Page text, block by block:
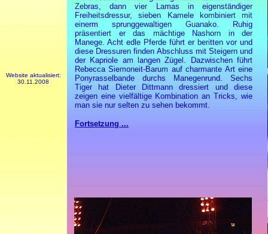
Website aktualisiert:
30.11.2008
Zebras, dann vier Lamas in eigenständiger
Freiheitsdressur, sieben Kamele kombiniert mit
einerm sprunggewaltigen Guanako. Ruhig
präsentiert er das mächtige Nashorn in der
Manege. Acht edle Pferde führt er beritten vor und
diese Dressuren finden Abschluss mit Steigern und
der Kapriole am langen Zügel. Dazwischen führt
Rebecca Siemoneit-Barum auf charmante Art eine
Ponyrasselbande durchs Manegenrund. Sechs
Tiger hat Dieter Dittmann dressiert und diese
zeigen eine vielfältige Kombination an Tricks, wie
man sie nur selten zu sehen bekommt.
Fortsetzung ...